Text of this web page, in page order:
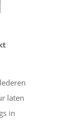
laten
in